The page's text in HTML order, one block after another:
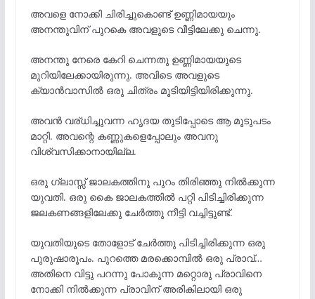
അവളെ നോക്കി ചിരിച്ചുകൊണ്ട് ഉണ്ണിമായയും
അനന്തുവിന് പുറകെ അവളുടെ വീട്ടിലേക്കു ചെന്നു.
അനന്തു നേരെ കേറി ചെന്നതു ഉണ്ണിമായയുടെ
മുറിയിലേക്കായിരുന്നു. അവിടെ അവളുടെ
ക്യാൻവാസിൽ ഒരു ചിത്രം മൂടിയിട്ടിയിരിക്കുന്നു.
അവൻ വര്ധിച്ചുവന്ന ഹൃദയ തുടിപ്പോടെ ആ മൂടുപടം
മാറ്റി. അവന്റെ കണ്ണുകളെപ്പോലും അവനു
വിശ്വസിക്കാനായില്ല.
ഒരു ഗ്ലാസ്സ് ജാലകത്തിനു പുറം തിരിഞ്ഞു നിൽക്കുന്ന
യുവതി. ഒരു കൈ ജാലകത്തിൽ പറ്റി പിടിച്ചിരിക്കുന്ന
ജലകണങ്ങളിലേക്കു ചേർത്തു നീട്ടി വച്ചിട്ടുണ്ട്.
യുവതിയുടെ തോളോട് ചേർത്തു പിടിച്ചിരിക്കുന്ന ഒരു
പുരുഷാരൂപം. പുറത്തെ മരക്കൊമ്പിൽ ഒരു പ്രാവ്…
അതിനെ വിട്ടു പറന്നു പോകുന്ന മറ്റൊരു പ്രാവിനെ
നോക്കി നിൽക്കുന്ന പ്രാവിന് അരികിലായി ഒരു